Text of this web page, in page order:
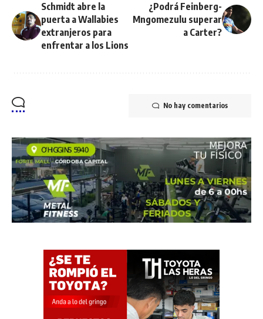
Schmidt abre la
puerta a Wallabies
extranjeros para
enfrentar a los Lions
¿Podrá Feinberg-
Mngomezulu superar
a Carter?
No hay comentarios